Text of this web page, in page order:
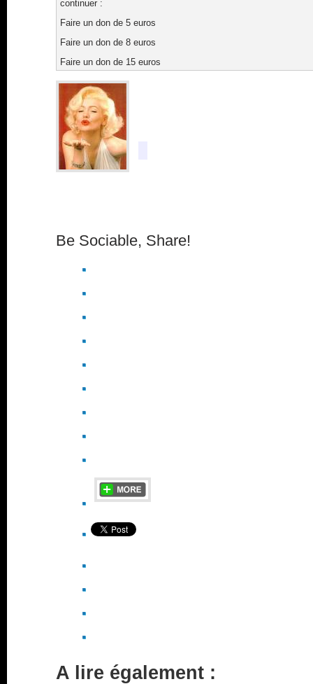
continuer :
Faire un don de 5 euros
Faire un don de 8 euros
Faire un don de 15 euros
Be Sociable, Share!
A lire également :